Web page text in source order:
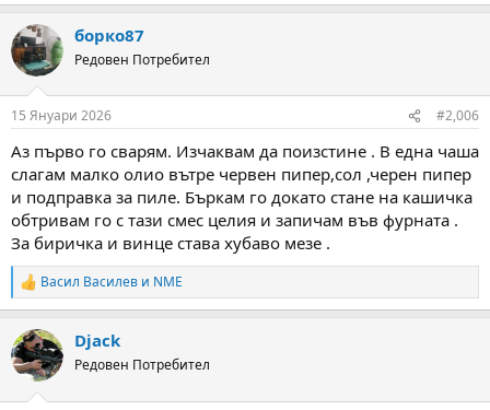
борко87
Редовен Потребител
15 Януари 2026 #2,006
Аз първо го сварям. Изчаквам да поизстине . В една чаша
слагам малко олио вътре червен пипер,сол ,черен пипер
и подправка за пиле. Бъркам го докато стане на кашичка
обтривам го с тази смес целия и запичам във фурната .
За биричка и винце става хубаво мезе .
R
e
c
t
i
Васил Василев и NME
Djack
Редовен Потребител